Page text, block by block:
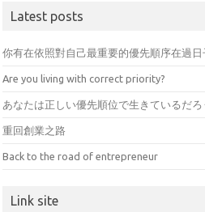
Latest posts
你有在依照對自己最重要的優先順序在過日
Are you living with correct priority?
あなたは正しい優先順位で生きているだろ
重回創業之路
Back to the road of entrepreneur
Link site